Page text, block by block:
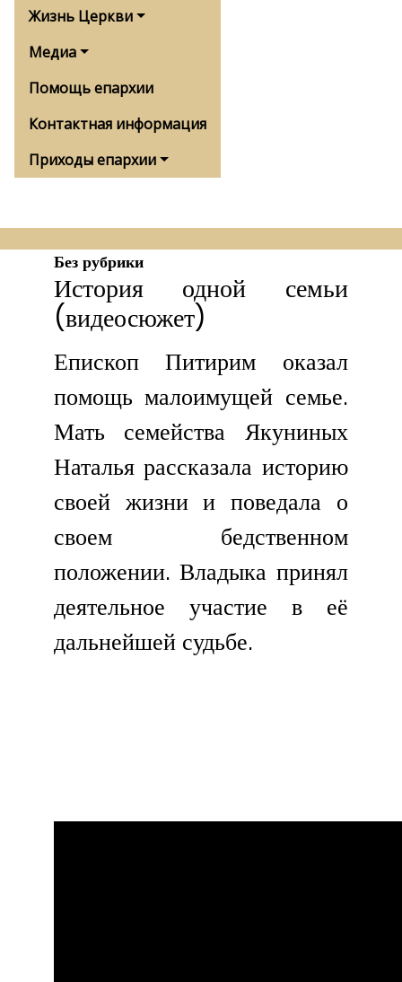
Жизнь Церкви
Медиа
Помощь епархии
Контактная информация
Приходы епархии
Без рубрики
История одной семьи
(видеосюжет)
Епископ Питирим оказал
помощь малоимущей семье.
Мать семейства Якуниных
Наталья рассказала историю
своей жизни и поведала о
своем бедственном
положении. Владыка принял
деятельное участие в её
дальнейшей судьбе.